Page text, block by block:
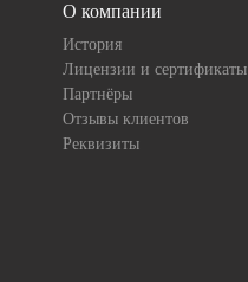
О компании
История
Лицензии и сертификаты
Партнёры
Отзывы клиентов
Реквизиты